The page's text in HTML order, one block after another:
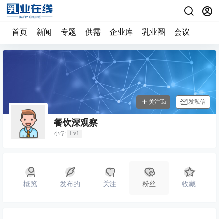
首页 新闻 专题 供需 企业库 乳业圈 会议
餐饮深观察
小学 Lv1
关注Ta 发私信
概览 发布的 关注 粉丝 收藏